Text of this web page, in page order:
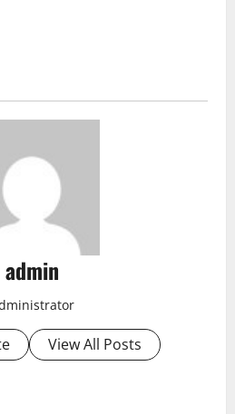
admin
View All Posts